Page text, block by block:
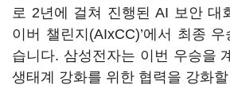
로 2년에 걸쳐 진행된 AI 보안 대
이버 챌린지(AIxCC)’에서 최종
습니다. 삼성전자는 이번 우승을
생태계 강화를 위한 협력을 강화